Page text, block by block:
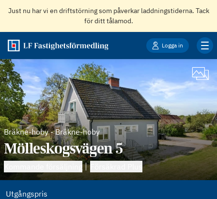
Just nu har vi en driftstörning som påverkar laddningstiderna. Tack
för ditt tålamod.
Logga in
Bräkne-hoby-Bräkne-hoby
Mölleskogsvägen 5
Utgångspris